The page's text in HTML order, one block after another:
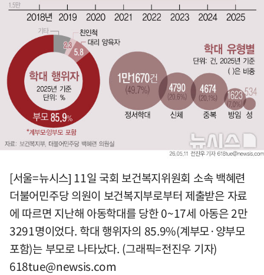
[서울=뉴시스] 11일 국회 보건복지위원회 소속 백혜련
더불어민주당 의원이 보건복지부로부터 제출받은 자료
에 따르면 지난해 아동학대를 당한 0~17세 아동은 2만
3291명이었다. 학대 행위자의 85.9%(계부모·양부모
포함)는 부모로 나타났다. (그래픽=전진우 기자)
618tue@newsis.com